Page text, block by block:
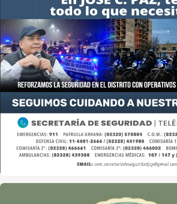
Asociación de Medios Vecinales